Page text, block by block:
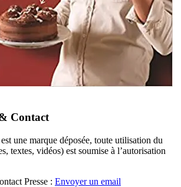
Contact
une marque déposée, toute utilisation du
textes, vidéos) est soumise à l’autorisation
Presse : Envoyer un email